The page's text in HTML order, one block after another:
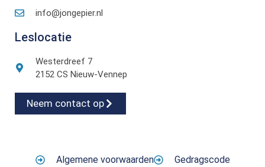
info@jongepier.nl
Leslocatie
Westerdreef 7
2152 CS Nieuw-Vennep
Neem contact op
Algemene voorwaarden Gedragscode